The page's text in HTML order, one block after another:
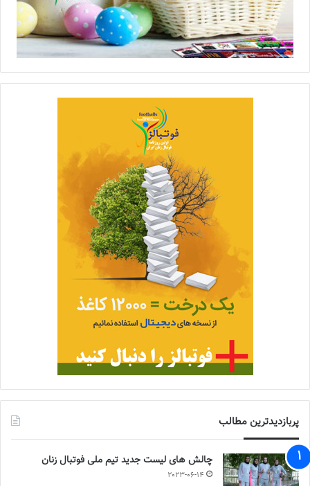
پربازدیدترین مطالب
چالش هاى ليست جدید تيم ملى فوتبال زنان
2023-06-14